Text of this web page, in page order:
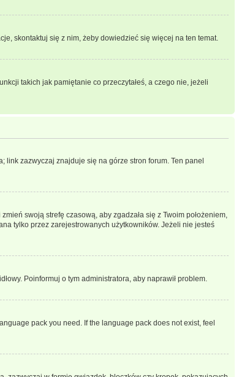
skontaktuj się z nim, żeby dowiedzieć się więcej na ten temat.
takich jak pamiętanie co przeczytałeś, a czego nie, jeżeli
zazwyczaj znajduje się na górze stron forum. Ten panel
swoją strefę czasową, aby zgadzała się z Twoim położeniem,
tylko przez zarejestrowanych użytkowników. Jeżeli nie jesteś
Poinformuj o tym administratora, aby naprawił problem.
pack you need. If the language pack does not exist, feel